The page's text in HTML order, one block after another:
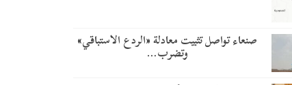
صنعاء تواصل تثبيت معادلة «الردع الاستباقي»
وتضرب…